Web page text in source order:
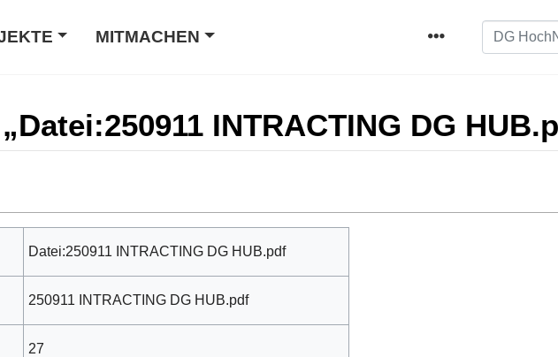
MITMACHEN
INTRACTING DG
Datei:250911 INTRACTING DG HUB.pdf
250911 INTRACTING DG HUB.pdf
27